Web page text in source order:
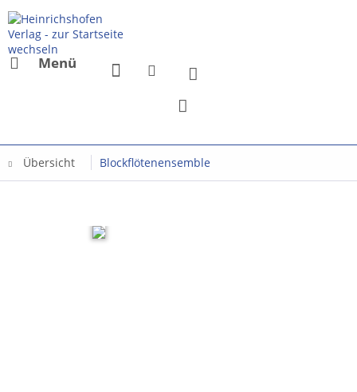
Menü
Übersicht Blockflötenensemble